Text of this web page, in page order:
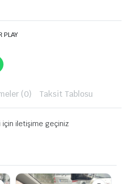
PLAY
(0) Taksit Tablosu
iletişime geçiniz